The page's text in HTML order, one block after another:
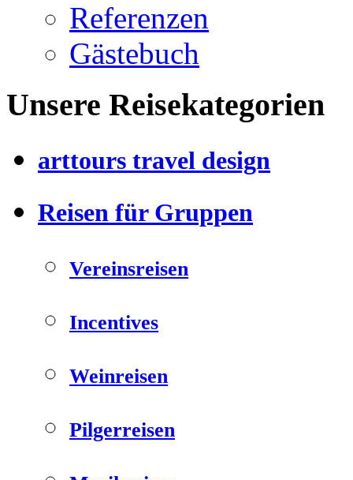
Referenzen
Gästebuch
Unsere Reisekategorien
arttours travel design
Reisen für Gruppen
Vereinsreisen
Incentives
Weinreisen
Pilgerreisen